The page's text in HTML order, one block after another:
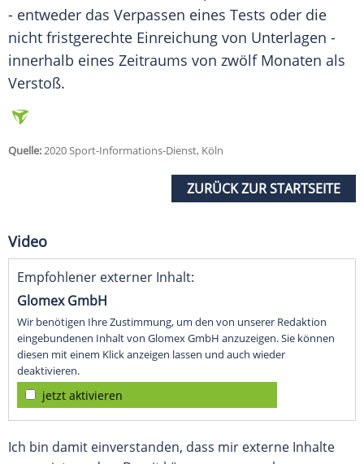
- entweder das Verpassen eines Tests oder die
nicht fristgerechte Einreichung von Unterlagen -
innerhalb eines Zeitraums von zwölf Monaten als
Verstoß.
Quelle:2020 Sport-Informations-Dienst, Köln
ZURÜCK ZUR STARTSEITE
Video
Empfohlener externer Inhalt:
Glomex GmbH
Wir benötigen Ihre Zustimmung, um den von unserer Redaktion
eingebundenen Inhalt von Glomex GmbH anzuzeigen. Sie können
diesen mit einem Klick anzeigen lassen und auch wieder
deaktivieren.
jetzt aktivieren
Ich bin damit einverstanden, dass mir externe Inhalte